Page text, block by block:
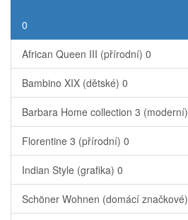
0
African Queen III (přírodní) 0
Bambino XIX (dětské) 0
Barbara Home collection 3 (moderní)
Florentine 3 (přírodní) 0
Indian Style (grafika) 0
Schöner Wohnen (domácí značkové)